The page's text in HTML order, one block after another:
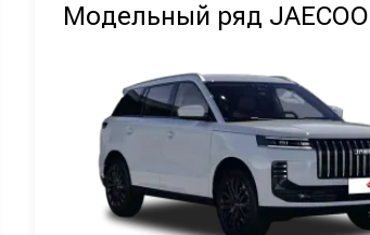
Модельный ряд JAECOO